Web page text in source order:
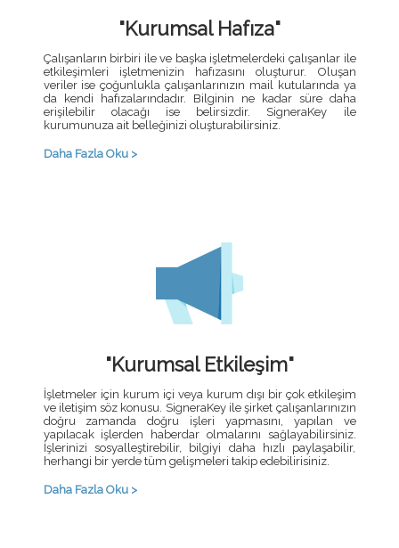
"Kurumsal Hafıza"
Çalışanların birbiri ile ve başka işletmelerdeki çalışanlar ile
etkileşimleri işletmenizin hafızasını oluşturur. Oluşan
veriler ise çoğunlukla çalışanlarınızın mail kutularında ya
da kendi hafızalarındadır. Bilginin ne kadar süre daha
erişilebilir olacağı ise belirsizdir. SigneraKey ile
kurumunuza ait belleğinizi oluşturabilirsiniz.
Daha Fazla Oku >
"Kurumsal Etkileşim"
İşletmeler için kurum içi veya kurum dışı bir çok etkileşim
ve iletişim söz konusu. SigneraKey ile şirket çalışanlarınızın
doğru zamanda doğru işleri yapmasını, yapılan ve
yapılacak işlerden haberdar olmalarını sağlayabilirsiniz.
İşlerinizi sosyalleştirebilir, bilgiyi daha hızlı paylaşabilir,
herhangi bir yerde tüm gelişmeleri takip edebilirisiniz.
Daha Fazla Oku >